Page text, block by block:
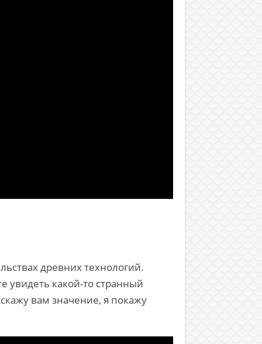
древних технологий.
увидеть какой-то странный
вам значение, я покажу